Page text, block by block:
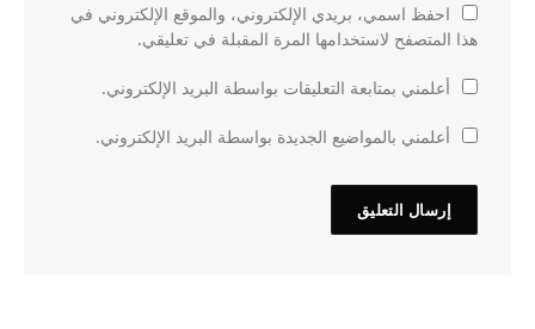
احفظ اسمي، بريدي الإلكتروني، والموقع الإلكتروني في
هذا المتصفح لاستخدامها المرة المقبلة في تعليقي.
أعلمني بمتابعة التعليقات بواسطة البريد الإلكتروني.
أعلمني بالمواضيع الجديدة بواسطة البريد الإلكتروني.